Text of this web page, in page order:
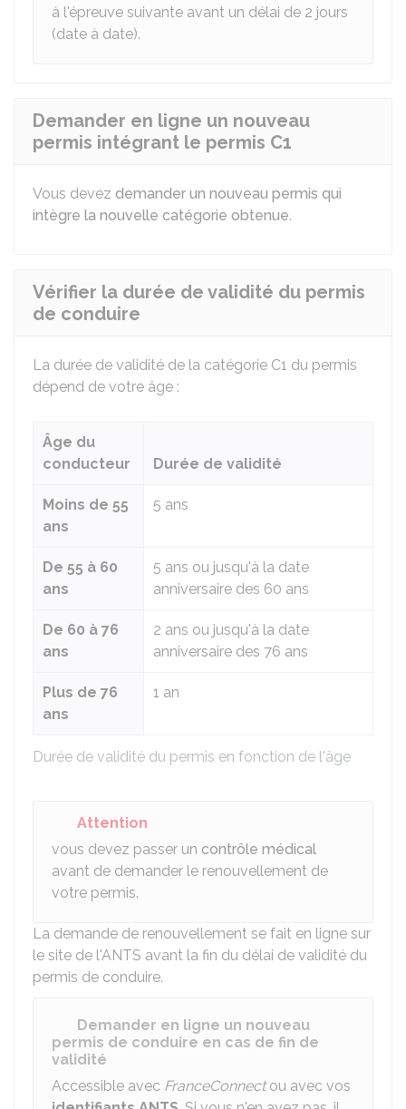
à l'épreuve suivante avant un délai de 2 jours
(date à date).
Demander en ligne un nouveau
permis intégrant le permis C1
Vous devez demander un nouveau permis qui
intègre la nouvelle catégorie obtenue.
Vérifier la durée de validité du permis
de conduire
La durée de validité de la catégorie C1 du permis
dépend de votre âge :
Durée de validité du permis en fonction de l'âge
Âge du
conducteur
Durée de validité
Moins de 55
ans
5 ans
De 55 à 60
ans
5 ans ou jusqu'à la date
anniversaire des 60 ans
De 60 à 76
ans
2 ans ou jusqu'à la date
anniversaire des 76 ans
Plus de 76
ans
1 an
Attention
vous devez passer un contrôle médical
avant de demander le renouvellement de
votre permis.
La demande de renouvellement se fait en ligne sur
le site de l'ANTS avant la fin du délai de validité du
permis de conduire.
Demander en ligne un nouveau
permis de conduire en cas de fin de
validité
Accessible avec FranceConnectou avec vos